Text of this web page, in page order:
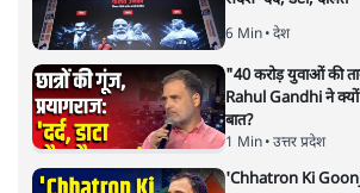
ओंकारेश्वर पांडेय
Jagdeep Dhankhar: जगदीप धनखड़ का